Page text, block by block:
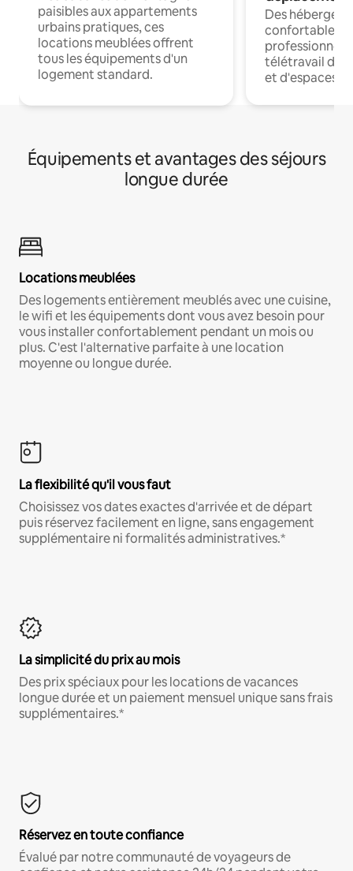
paisibles aux appartements
urbains pratiques, ces
locations meublées offrent
tous les équipements d'un
logement standard.
Des
confortables
professionnels
télétravail
et d'espaces
Équipements et avantages des séjours
longue durée
Locations meublées
Des logements entièrement meublés avec une cuisine,
le wifi et les équipements dont vous avez besoin pour
vous installer confortablement pendant un mois ou
plus. C'est l'alternative parfaite à une location
moyenne ou longue durée.
La flexibilité qu'il vous faut
Choisissez vos dates exactes d'arrivée et de départ
puis réservez facilement en ligne, sans engagement
supplémentaire ni formalités administratives.*
La simplicité du prix au mois
Des prix spéciaux pour les locations de vacances
longue durée et un paiement mensuel unique sans frais
supplémentaires.*
Réservez en toute confiance
Évalué par notre communauté de voyageurs de